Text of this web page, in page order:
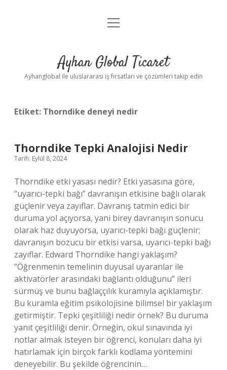
Anasayfa
Yasal Uyarı
menüyü
Ayhan Global Ticaret
Ayhanglobal ile uluslararası iş fırsatları ve çözümleri takip edin
Etiket: Thorndike deneyi nedir
Thorndike Tepki Analojisi Nedir
Tarih: Eylül 8, 2024
Thorndike etki yasası nedir? Etki yasasına göre,
“uyarıcı-tepki bağı” davranışın etkisine bağlı olarak
güçlenir veya zayıflar. Davranış tatmin edici bir
duruma yol açıyorsa, yani birey davranışın sonucu
olarak haz duyuyorsa, uyarıcı-tepki bağı güçlenir;
davranışın bozucu bir etkisi varsa, uyarıcı-tepki bağı
zayıflar. Edward Thorndike hangi yaklaşım?
“Öğrenmenin temelinin duyusal uyaranlar ile
aktivatörler arasındaki bağlantı olduğunu” ileri
sürmüş ve bunu bağlaççılık kuramıyla açıklamıştır.
Bu kuramla eğitim psikolojisine bilimsel bir yaklaşım
getirmiştir. Tepki çeşitliliği nedir örnek? Bu duruma
yanıt çeşitliliği denir. Örneğin, okul sınavında iyi
notlar almak isteyen bir öğrenci, konuları daha iyi
hatırlamak için birçok farklı kodlama yöntemini
deneyebilir. Bu şekilde öğrencinin…